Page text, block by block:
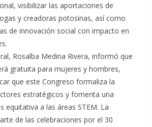
visibilizar las aportaciones de
y creadoras potosinas, así como
de innovación social con impacto en
Rosalba Medina Rivera, informó que
gratuita para mujeres y hombres,
que este Congreso formaliza la
estratégicos y fomenta una
equitativa a las áreas STEM. La
de las celebraciones por el 30